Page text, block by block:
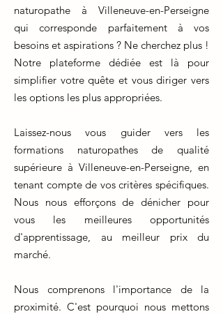
naturopathe à Villeneuve-en-Perseigne
qui corresponde parfaitement à vos
besoins et aspirations ? Ne cherchez plus !
Notre plateforme dédiée est là pour
simplifier votre quête et vous diriger vers
les options les plus appropriées.
Laissez-nous vous guider vers les
formations naturopathes de qualité
supérieure à Villeneuve-en-Perseigne, en
tenant compte de vos critères spécifiques.
Nous nous efforçons de dénicher pour
vous les meilleures opportunités
d'apprentissage, au meilleur prix du
marché.
Nous comprenons l'importance de la
proximité. C'est pourquoi nous mettons